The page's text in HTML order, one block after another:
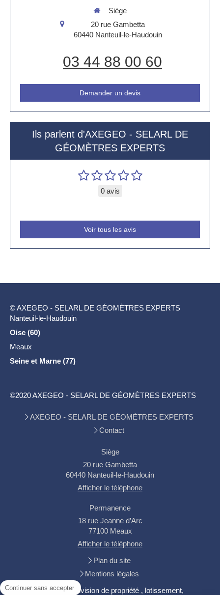
Siège
20 rue Gambetta
60440 Nanteuil-le-Haudouin
03 44 88 00 60
Demander un devis
Ils parlent d'AXEGEO - SELARL DE
GÉOMÈTRES EXPERTS
0 avis
Voir tous les avis
© AXEGEO - SELARL DE GÉOMÈTRES EXPERTS
Nanteuil-le-Haudouin
Oise (60)
Meaux
Seine et Marne (77)
©2020 AXEGEO - SELARL DE GÉOMÈTRES EXPERTS
AXEGEO - SELARL DE GÉOMÈTRES EXPERTS
Contact
Siège
20 rue Gambetta
60440 Nanteuil-le-Haudouin
Afficher le téléphone
Permanence
18 rue Jeanne d’Arc
77100 Meaux
Afficher le téléphone
Plan du site
Mentions légales
Expertise, Bornage, division de propriété , lotissement,
Continuer sans accepter